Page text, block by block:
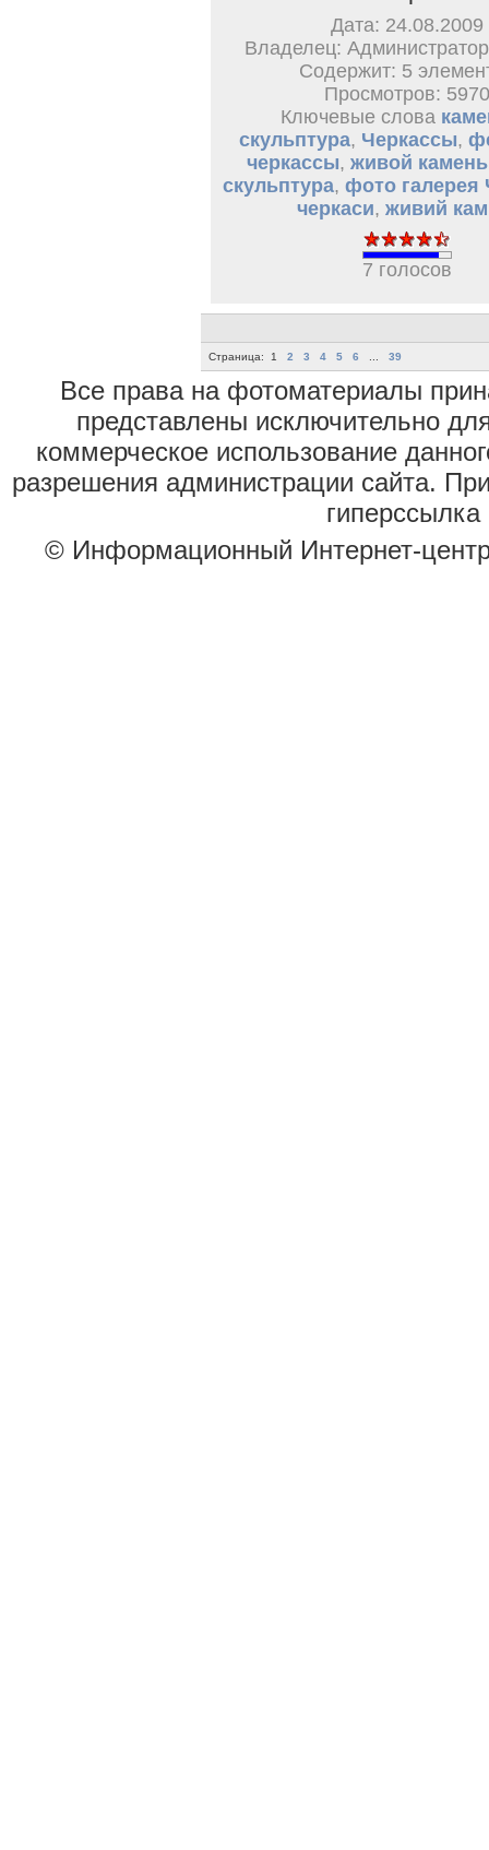
Дата: 24.08.2009
Владелец:
Содержит: 5
Просмотров: 5970
Ключевые слова
скульптура, Черкассы,
черкассы, живой камень
скульптура, фото галерея
черкаси, живий
7 голосов
Страница: 1 2 3 4 5 6 39
Все права на фотоматериалы
представлены исключительно
коммерческое использование
разрешения администрации сайта.
гиперссылка
© Информационный Интернет-